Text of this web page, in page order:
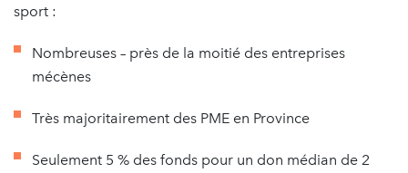
sport :
Nombreuses – près de la moitié des entreprises
mécènes
Très majoritairement des PME en Province
Seulement 5 % des fonds pour un don médian de 2